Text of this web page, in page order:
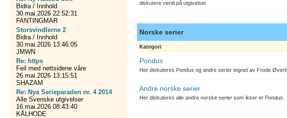
Bidra / Innhold
30.mai.2026 22:52:31
FANTINGMAR
Storsvindlerne 2
Bidra / Innhold
30.mai.2026 13:46:05
JMWN
Re: https
Feil med nettsidene våre
26.mai.2026 13:15:51
SHAZAM
Re: Nya Serieparaden nr. 4 2014
Alle Svenske utgivelser
16.mai.2026 08:43:40
KÅLHODE
diskutere verdi på utgivelser.
Norske serier
Kategori
Pondus
Her diskuteres Pondus og andre serier tegnet av Frode Øverli.
Andre norske serier
Her diskuteres alle andre norske serier som ikker er Pondus.